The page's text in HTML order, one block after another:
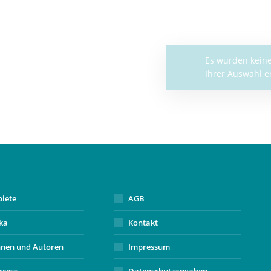
Es
Ihrer
und Autoren
AGB
Kontakt
Impressum